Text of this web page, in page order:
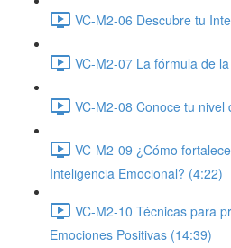
VC-M2-06 Descubre tu
VC-M2-07 La fórmula de
VC-M2-08 Conoce tu nivel
VC-M2-09 ¿Cómo
Inteligencia Emocional? (4:22)
VC-M2-10 Técnicas para
Emociones Positivas (14:39)